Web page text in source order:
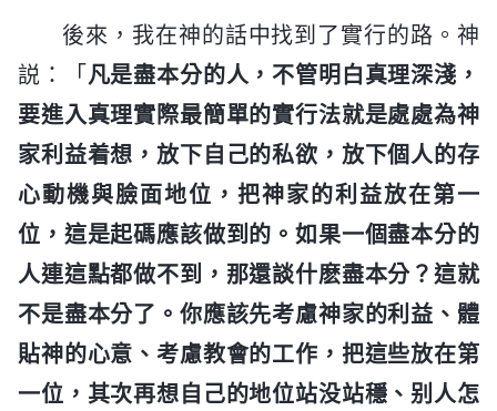
後來，我在神的話中找到了實行的路。神
説：「 凡是盡本分的人，不管明白真理深淺，
要進入真理實際最簡單的實行法就是處處為神
家利益着想，放下自己的私欲，放下個人的存
心動機與臉面地位，把神家的利益放在第一
位，這是起碼應該做到的。如果一個盡本分的
人連這點都做不到，那還談什麽盡本分？這就
不是盡本分了。你應該先考慮神家的利益、體
貼神的心意、考慮教會的工作，把這些放在第
一位，其次再想自己的地位站没站穩、别人怎